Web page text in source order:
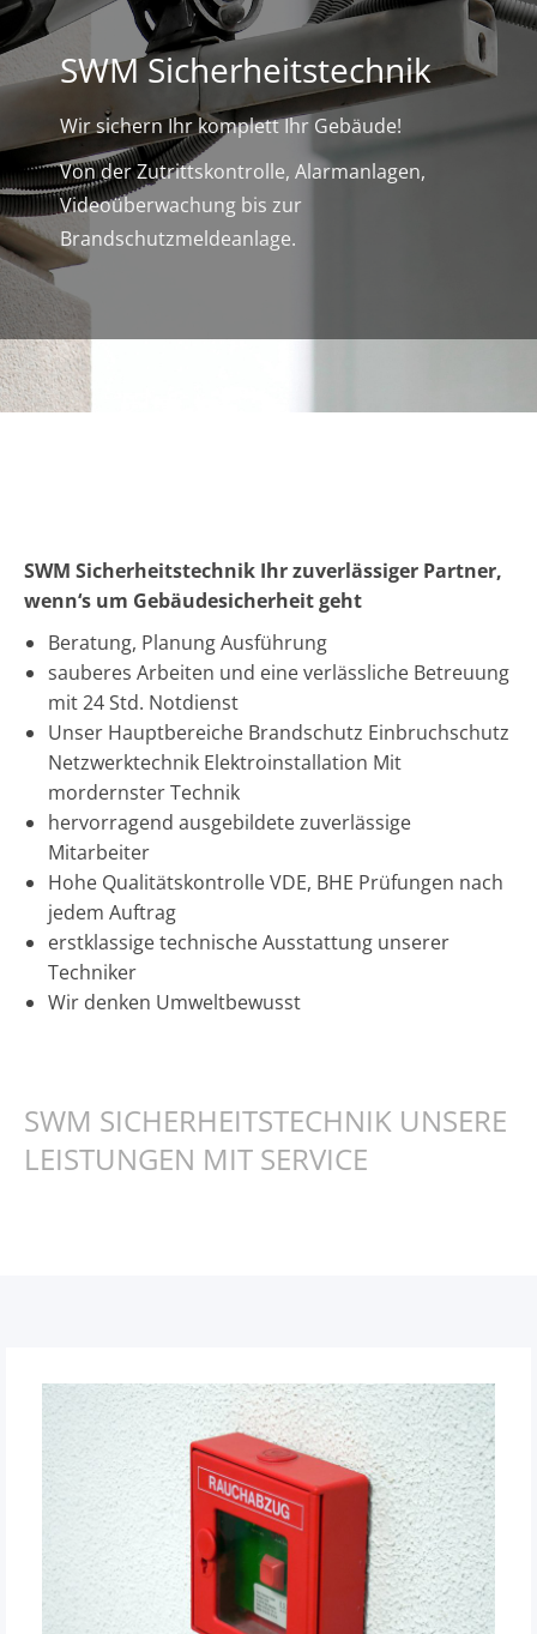
SWM Sicherheitstechnik
Wir sichern Ihr komplett Ihr Gebäude!
Von der Zutrittskontrolle, Alarmanlagen,
Videoüberwachung bis zur
Brandschutzmeldeanlage.
SWM Sicherheitstechnik Ihr zuverlässiger Partner,
wenn‘s um Gebäudesicherheit geht
Beratung, Planung Ausführung
sauberes Arbeiten und eine verlässliche Betreuung
mit 24 Std. Notdienst
Unser Hauptbereiche Brandschutz Einbruchschutz
Netzwerktechnik Elektroinstallation Mit
mordernster Technik
hervorragend ausgebildete zuverlässige
Mitarbeiter
Hohe Qualitätskontrolle VDE, BHE Prüfungen nach
jedem Auftrag
erstklassige technische Ausstattung unserer
Techniker
Wir denken Umweltbewusst
SWM SICHERHEITSTECHNIK UNSERE
LEISTUNGEN MIT SERVICE